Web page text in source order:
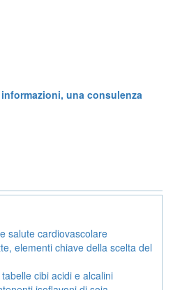
una consulenza
salute cardiovascolare
elementi chiave della scelta del
cibi acidi e alcalini